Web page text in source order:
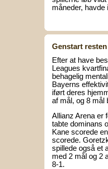
måneder, havde
Genstart
Efter at have
Leagues
behagelig
Bayerns
iført deres
af mål, og 8 mål
Allianz Arena er
tabte dominans
Kane scorede
scorede.
spillede også et
med 2 mål og 2
8-1.